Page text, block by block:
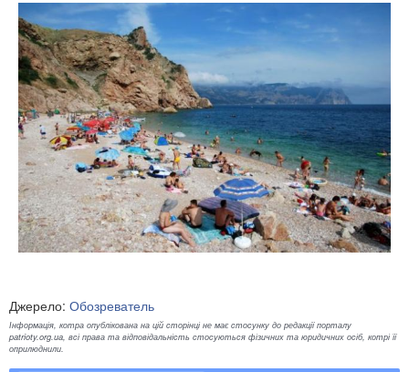
Джерело: Обозреватель
Інформація, котра опублікована на цій сторінці не має стосунку до редакції порталу
patrioty.org.ua, всі права та відповідальність стосуються фізичних та юридичних осіб, котрі її
оприлюднили.